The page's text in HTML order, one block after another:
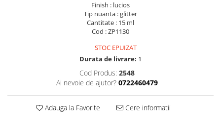
Finish : lucios
Tip nuanta : glitter
Cantitate : 15 ml
Cod : ZP1130
STOC EPUIZAT
Durata de livrare: 1
Cod Produs: 2548
Ai nevoie de ajutor? 0722460479
Adauga la Favorite Cere informatii